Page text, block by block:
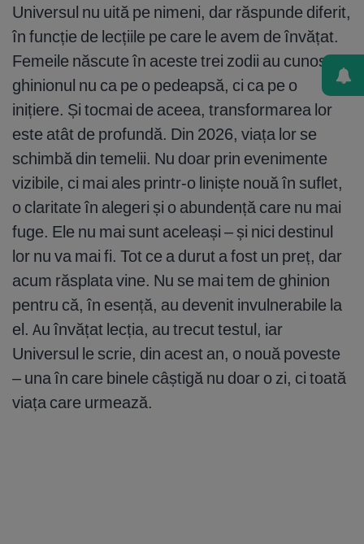
Universul nu uită pe nimeni, dar răspunde diferit,
în funcție de lecțiile pe care le avem de învățat.
Femeile născute în aceste trei zodii au cunoscut
ghinionul nu ca pe o pedeapsă, ci ca pe o
inițiere. Și tocmai de aceea, transformarea lor
este atât de profundă. Din 2026, viața lor se
schimbă din temelii. Nu doar prin evenimente
vizibile, ci mai ales printr-o liniște nouă în suflet,
o claritate în alegeri și o abundență care nu mai
fuge. Ele nu mai sunt aceleași – și nici destinul
lor nu va mai fi. Tot ce a durut a fost un preț, dar
acum răsplata vine. Nu se mai tem de ghinion
pentru că, în esență, au devenit invulnerabile la
el. Au învățat lecția, au trecut testul, iar
Universul le scrie, din acest an, o nouă poveste
– una în care binele câștigă nu doar o zi, ci toată
viața care urmează.